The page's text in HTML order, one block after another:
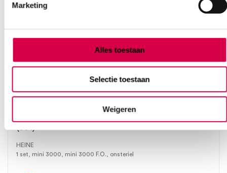
Marketing
Alles toestaan
Selectie toestaan
Weigeren
Heine mini 3000 F.O. Otoscoop LED, mini
3000 Oftalmoscoop LED, 2x mini 3000
HEINE
1 set, mini 3000, mini 3000 F.O., onsteriel